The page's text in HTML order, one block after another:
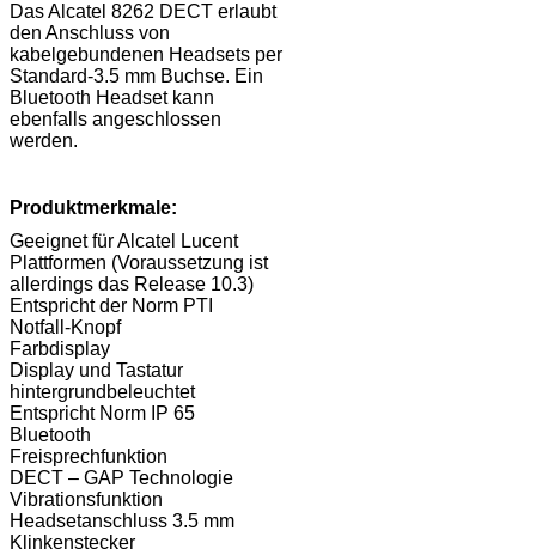
Das Alcatel 8262 DECT erlaubt
den Anschluss von
kabelgebundenen Headsets per
Standard-3.5 mm Buchse. Ein
Bluetooth Headset kann
ebenfalls angeschlossen
werden.
Produktmerkmale:
Geeignet für Alcatel Lucent
Plattformen (Voraussetzung ist
allerdings das Release 10.3)
Entspricht der Norm PTI
Notfall-Knopf
Farbdisplay
Display und Tastatur
hintergrundbeleuchtet
Entspricht Norm IP 65
Bluetooth
Freisprechfunktion
DECT – GAP Technologie
Vibrationsfunktion
Headsetanschluss 3.5 mm
Klinkenstecker